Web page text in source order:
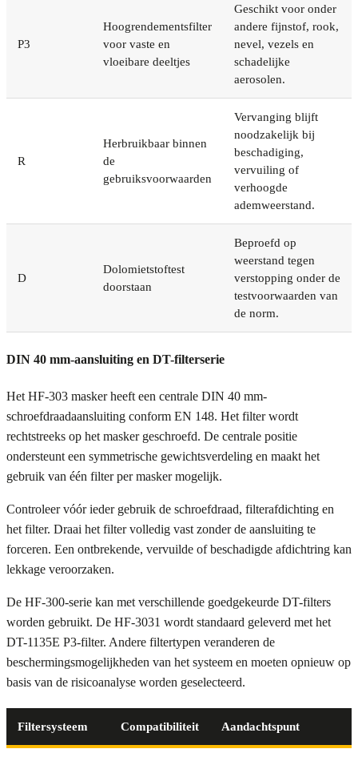
P3
Hoogrendementsfilter
voor vaste en
vloeibare deeltjes
Geschikt voor onder
andere fijnstof, rook,
nevel, vezels en
schadelijke
aerosolen.
R
Herbruikbaar binnen
de
gebruiksvoorwaarden
Vervanging blijft
noodzakelijk bij
beschadiging,
vervuiling of
verhoogde
ademweerstand.
D
Dolomietstoftest
doorstaan
Beproefd op
weerstand tegen
verstopping onder de
testvoorwaarden van
de norm.
DIN 40 mm-aansluiting en DT-filterserie
Het HF-303 masker heeft een centrale DIN 40 mm-
schroefdraadaansluiting conform EN 148. Het filter wordt
rechtstreeks op het masker geschroefd. De centrale positie
ondersteunt een symmetrische gewichtsverdeling en maakt het
gebruik van één filter per masker mogelijk.
Controleer vóór ieder gebruik de schroefdraad, filterafdichting en
het filter. Draai het filter volledig vast zonder de aansluiting te
forceren. Een ontbrekende, vervuilde of beschadigde afdichtring kan
lekkage veroorzaken.
De HF-300-serie kan met verschillende goedgekeurde DT-filters
worden gebruikt. De HF-3031 wordt standaard geleverd met het
DT-1135E P3-filter. Andere filtertypen veranderen de
beschermingsmogelijkheden van het systeem en moeten opnieuw op
basis van de risicoanalyse worden geselecteerd.
Filtersysteem Compatibiliteit Aandachtspunt